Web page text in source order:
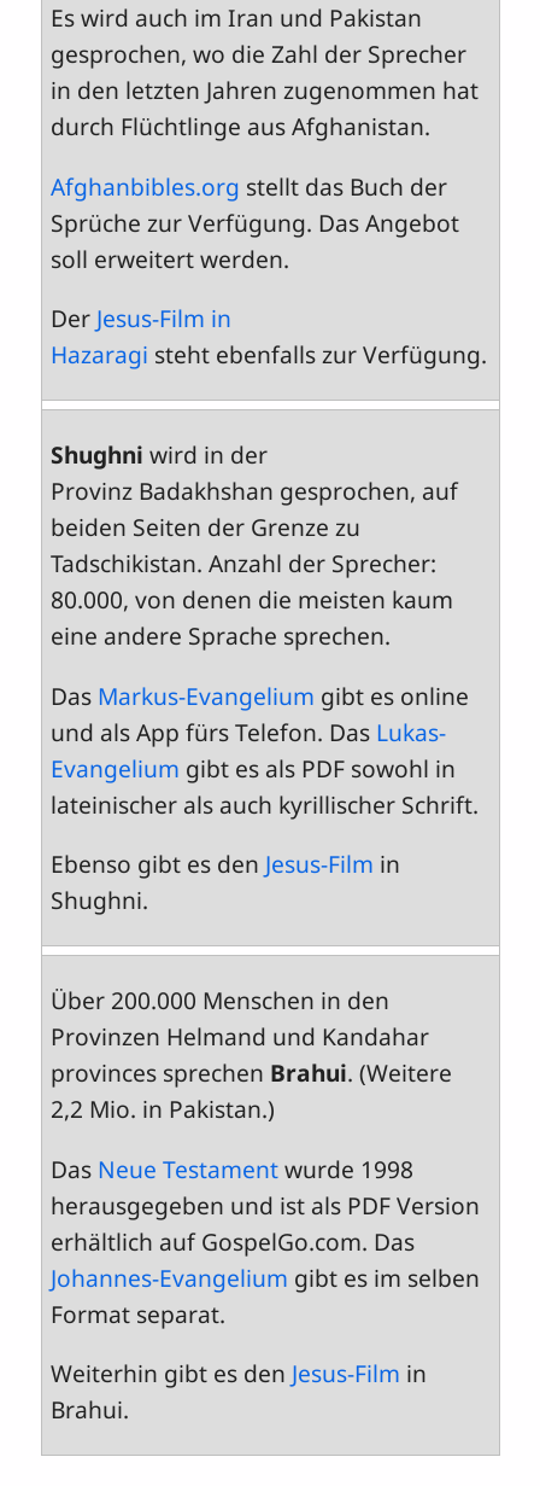
Es wird auch im Iran und Pakistan
gesprochen, wo die Zahl der Sprecher
in den letzten Jahren zugenommen hat
durch Flüchtlinge aus Afghanistan.
Afghanbibles.org stellt das Buch der
Sprüche zur Verfügung. Das Angebot
soll erweitert werden.
Der Jesus-Film in
Hazaragi steht ebenfalls zur Verfügung.
Shughni wird in der
Provinz Badakhshan gesprochen, auf
beiden Seiten der Grenze zu
Tadschikistan. Anzahl der Sprecher:
80.000, von denen die meisten kaum
eine andere Sprache sprechen.
Das Markus-Evangelium gibt es online
und als App fürs Telefon. Das Lukas-
Evangelium gibt es als PDF sowohl in
lateinischer als auch kyrillischer Schrift.
Ebenso gibt es den Jesus-Film in
Shughni.
Über 200.000 Menschen in den
Provinzen Helmand und Kandahar
provinces sprechen Brahui. (Weitere
2,2 Mio. in Pakistan.)
Das Neue Testamentwurde 1998
herausgegeben und ist als PDF Version
erhältlich auf GospelGo.com. Das
Johannes-Evangelium gibt es im selben
Format separat.
Weiterhin gibt es den Jesus-Film in
Brahui.